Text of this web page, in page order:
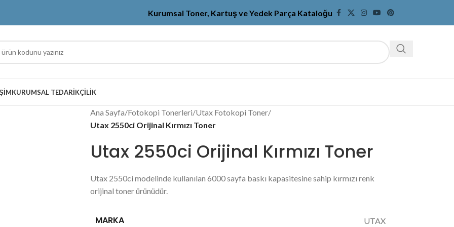
Kurumsal Toner, Kartuş ve Yedek Parça Kataloğu
KURUMSAL TEDARIKÇILIK
Ana Sayfa/Fotokopi Tonerleri/Utax Fotokopi Toner/
Utax 2550ci Orijinal Kırmızı Toner
Utax 2550ci Orijinal Kırmızı Toner
Utax 2550ci modelinde kullanılan 6000 sayfa baskı kapasitesine sahip kırmızı renk
orijinal toner ürünüdür.
MARKA UTAX